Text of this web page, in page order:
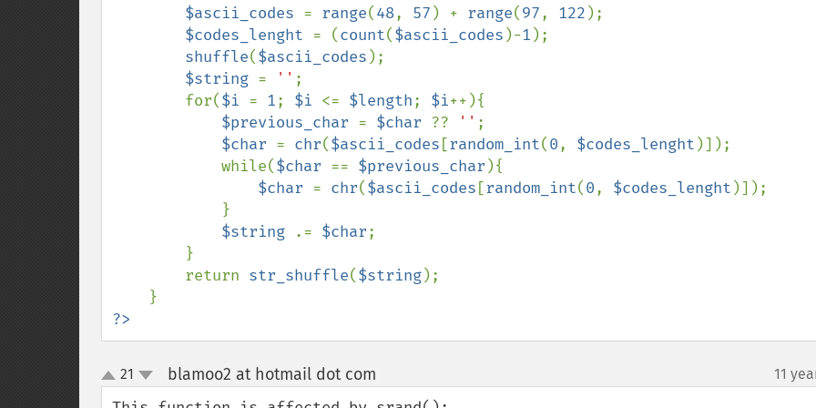
$ascii_codes = range(48, 57 ) + range(97, 122 );
$codes_lenght = (count($ascii_codes )-1 );
shuffle($ascii_codes );
$string = '' ;
        for(
$i = 1; $i <= $length; $i++){
$previous_char = $char ?? '' ;
$char = chr($ascii_codes [random_int(0, $codes_lenght )]);
            while(
$char == $previous_char ){
$char = chr($ascii_codes [random_int(0, $codes_lenght )]);
$string
.= $char;
        return
str_shuffle($string);
?>
up
down
21 blamoo2 at hotmail dot com 11